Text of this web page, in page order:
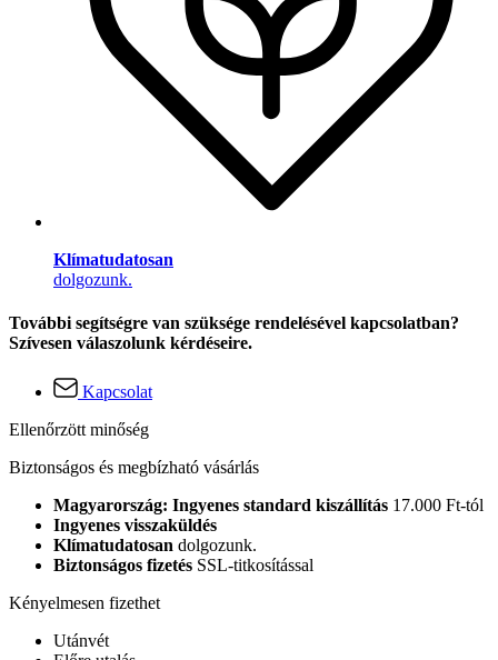
Klímatudatosan
dolgozunk.
További segítségre van szüksége rendelésével kapcsolatban?
Szívesen válaszolunk kérdéseire.
Kapcsolat
Ellenőrzött minőség
Biztonságos és megbízható vásárlás
Magyarország: Ingyenes standard kiszállítás 17.000 Ft-tól
Ingyenes visszaküldés
Klímatudatosan dolgozunk.
Biztonságos fizetés SSL-titkosítással
Kényelmesen fizethet
Utánvét